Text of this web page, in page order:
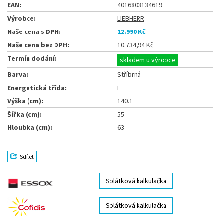
EAN:
4016803134619
Výrobce:
LIEBHERR
Naše cena s DPH:
12.990 Kč
Naše cena bez DPH:
10.734,94 Kč
Termín dodání:
skladem u výrobce
Barva:
Stříbrná
Energetická třída:
E
Výška (cm):
140.1
Šířka (cm):
55
Hloubka (cm):
63
Sdílet
Splátková kalkulačka
Splátková kalkulačka